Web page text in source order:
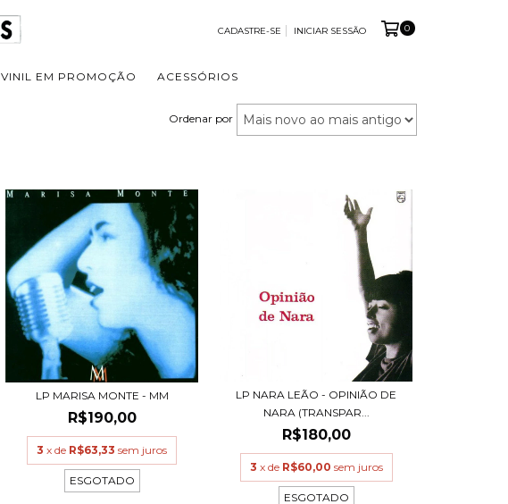
CADASTRE-SE INICIAR SESSÃO 0
VINIL EM PROMOÇÃO ACESSÓRIOS
Ordenar por
LP MARISA MONTE - MM
R$190,00
3 x de R$63,33 sem juros
ESGOTADO
LP NARA LEÃO - OPINIÃO DE
NARA (TRANSPAR...
R$180,00
3 x de R$60,00 sem juros
ESGOTADO